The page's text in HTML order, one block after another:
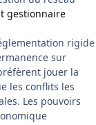
gestionnaire
rigide
sur
jouer la
les conflits les
Les pouvoirs